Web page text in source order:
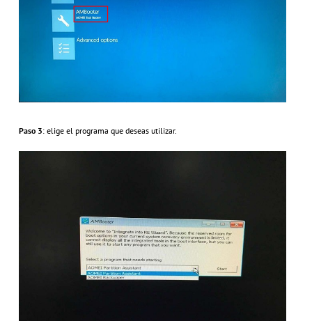
Paso 3: elige el programa que deseas utilizar.